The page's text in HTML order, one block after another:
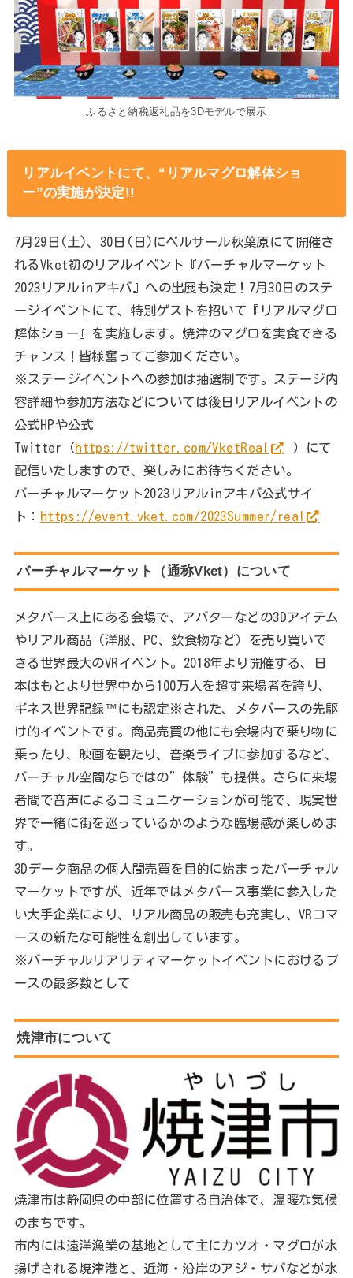
ふるさと納税返礼品を3Dモデルで展示
リアルイベントにて、“リアルマグロ解体ショ
ー”の実施が決定!!
7月29日(土)、30日(日)にベルサール秋葉原にて開催さ
れるVket初のリアルイベント『バーチャルマーケット
2023リアルinアキバ』への出展も決定！7月30日のステ
ージイベントにて、特別ゲストを招いて『リアルマグロ
解体ショー』を実施します。焼津のマグロを実食できる
チャンス！皆様奮ってご参加ください。
※ステージイベントへの参加は抽選制です。ステージ内
容詳細や参加方法などについては後日リアルイベントの
公式HPや公式
Twitter（https://twitter.com/VketReal
）にて
配信いたしますので、楽しみにお待ちください。
バーチャルマーケット2023リアルinアキバ公式サイ
ト： https://event.vket.com/2023Summer/real
バーチャルマーケット（通称Vket）について
メタバース上にある会場で、アバターなどの3Dアイテム
やリアル商品（洋服、PC、飲食物など）を売り買いで
きる世界最大のVRイベント。2018年より開催する、日
本はもとより世界中から100万人を超す来場者を誇り、
ギネス世界記録™にも認定※された、メタバースの先駆
け的イベントです。商品売買の他にも会場内で乗り物に
乗ったり、映画を観たり、音楽ライブに参加するなど、
バーチャル空間ならではの”体験”も提供。さらに来場
者間で音声によるコミュニケーションが可能で、現実世
界で一緒に街を巡っているかのような臨場感が楽しめま
す。
3Dデータ商品の個人間売買を目的に始まったバーチャル
マーケットですが、近年ではメタバース事業に参入した
い大手企業により、リアル商品の販売も充実し、VRコマ
ースの新たな可能性を創出しています。
※バーチャルリアリティマーケットイベントにおけるブ
ースの最多数として
焼津市について
焼津市は静岡県の中部に位置する自治体で、温暖な気候
のまちです。
市内には遠洋漁業の基地として主にカツオ・マグロが水
揚げされる焼津港と、近海・沿岸のアジ・サバなどが水